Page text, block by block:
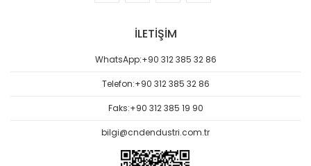
İLETİŞİM
WhatsApp:+90 312 385 32 86
Telefon:+90 312 385 32 86
Faks:+90 312 385 19 90
bilgi@cndendustri.com.tr